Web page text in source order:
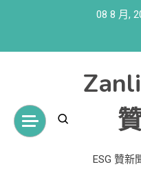
08 8 月,
ESG 贊新